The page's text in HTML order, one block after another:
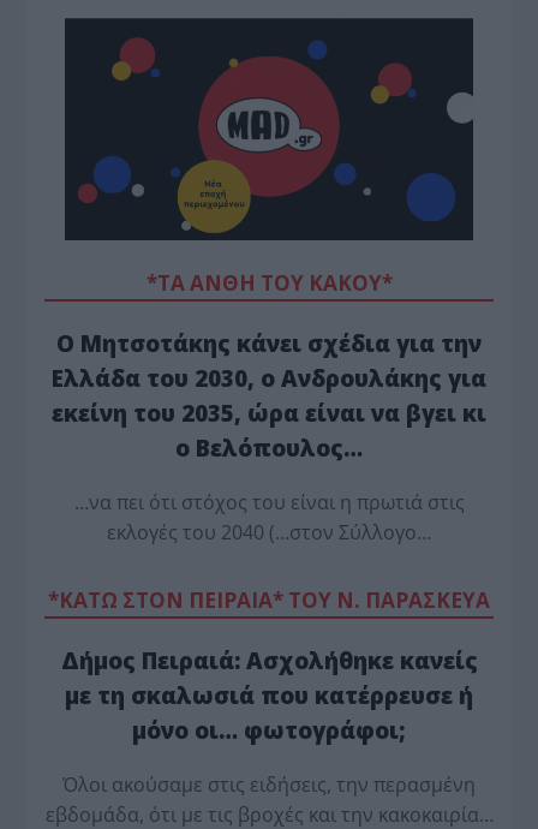
*ΤΑ ΆΝΘΗ ΤΟΥ ΚΑΚΟΎ*
Ο Μητσοτάκης κάνει σχέδια για την
Ελλάδα του 2030, ο Ανδρουλάκης για
εκείνη του 2035, ώρα είναι να βγει κι
ο Βελόπουλος…
…να πει ότι στόχος του είναι η πρωτιά στις
εκλογές του 2040 (…στον Σύλλογο…
*ΚΑΤΩ ΣΤΟΝ ΠΕΙΡΑΙΑ* ΤΟΥ Ν. ΠΑΡΑΣΚΕΥΑ
Δήμος Πειραιά: Ασχολήθηκε κανείς
με τη σκαλωσιά που κατέρρευσε ή
μόνο οι… φωτογράφοι;
Όλοι ακούσαμε στις ειδήσεις, την περασμένη
εβδομάδα, ότι με τις βροχές και την κακοκαιρία…